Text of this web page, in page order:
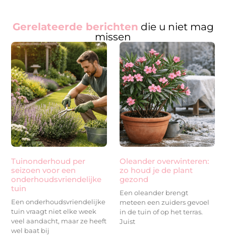
Gerelateerde berichten die u niet mag
missen
Tuinonderhoud per
seizoen voor een
onderhoudsvriendelijke
tuin
Een onderhoudsvriendelijke
tuin vraagt niet elke week
veel aandacht, maar ze heeft
wel baat bij
Oleander overwinteren:
zo houd je de plant
gezond
Een oleander brengt
meteen een zuiders gevoel
in de tuin of op het terras.
Juist